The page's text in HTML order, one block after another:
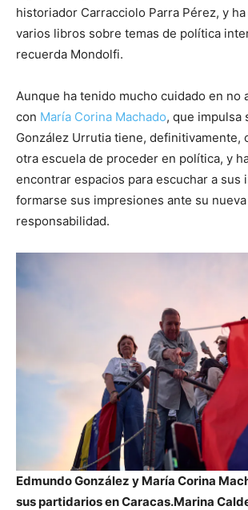
historiador Carracciolo Parra Pérez, y
varios libros sobre temas de política
recuerda Mondolfi.
Aunque ha tenido mucho cuidado en no
con María Corina Machado, que impulsa
González Urrutia tiene, definitivamente,
otra escuela de proceder en política, y
encontrar espacios para escuchar a sus
formarse sus impresiones ante su nueva
responsabilidad.
Edmundo González y María Corina
sus partidarios en Caracas.Marina